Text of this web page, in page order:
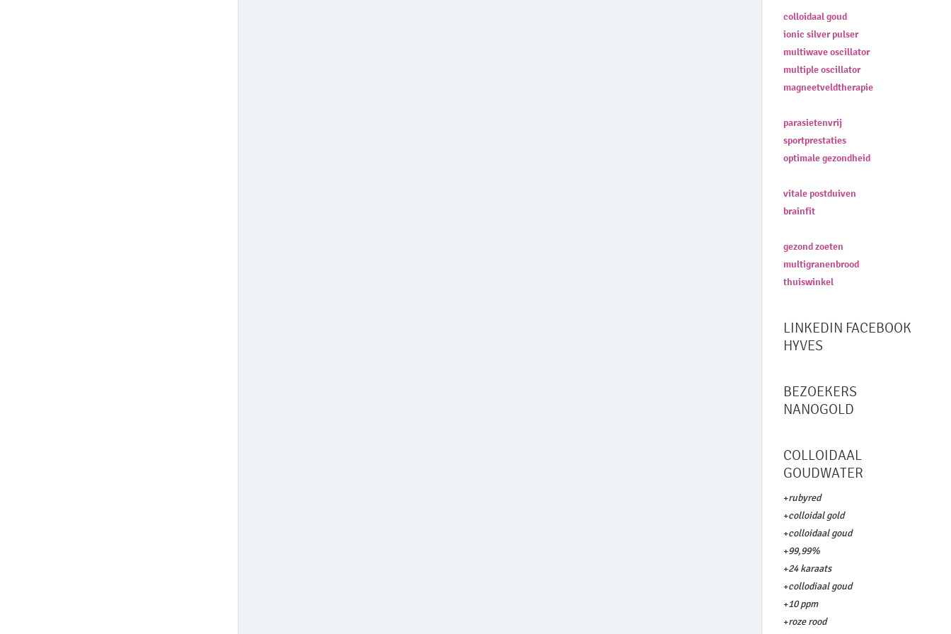
colloidaal goud
ionic silver pulser
multiwave oscillator
multiple oscillator
magneetveldtherapie
parasietenvrij
sportprestaties
optimale gezondheid
vitale postduiven
brainfit
gezond zoeten
multigranenbrood
thuiswinkel
LINKEDIN FACEBOOK
HYVES
BEZOEKERS
NANOGOLD
COLLOIDAAL
GOUDWATER
+rubyred
+colloidal gold
+colloidaal goud
+99,99%
+24 karaats
+collodiaal goud
+10 ppm
+roze rood